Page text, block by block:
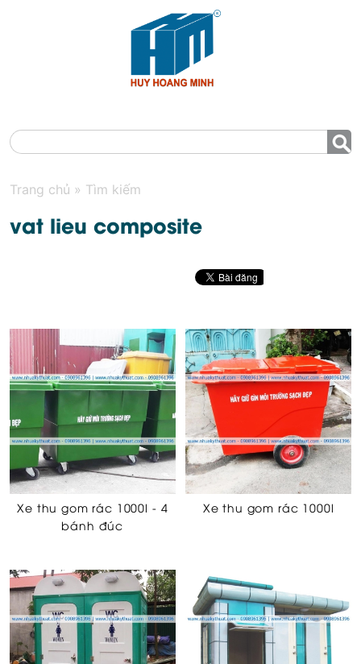
Trang chủ » Tìm kiếm
vat lieu composite
Xe thu gom rác 1000l - 4
bánh đúc
Xe thu gom rác 1000l